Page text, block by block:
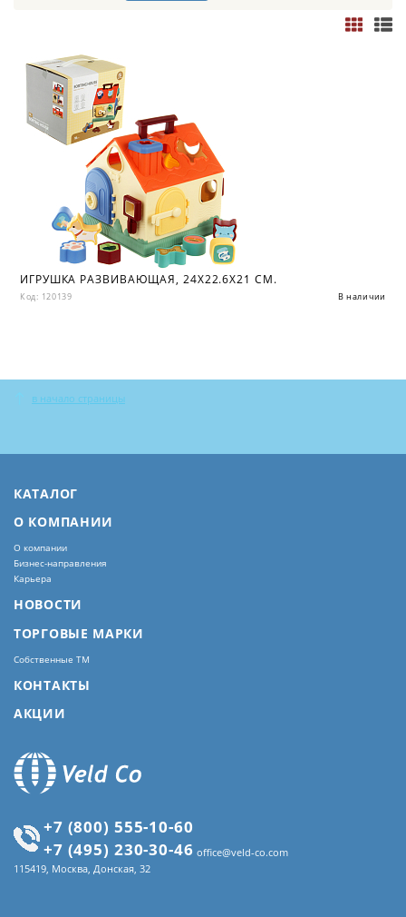
ИГРУШКА РАЗВИВАЮЩАЯ, 24X22.6X21 СМ.
Код: 120139 В наличии
в начало страницы
КАТАЛОГ
О КОМПАНИИ
О компании
Бизнес-направления
Карьера
НОВОСТИ
ТОРГОВЫЕ МАРКИ
Собственные ТМ
КОНТАКТЫ
АКЦИИ
+7 (800) 555-10-60
+7 (495) 230-30-46 office@veld-co.com
115419, Москва, Донская, 32